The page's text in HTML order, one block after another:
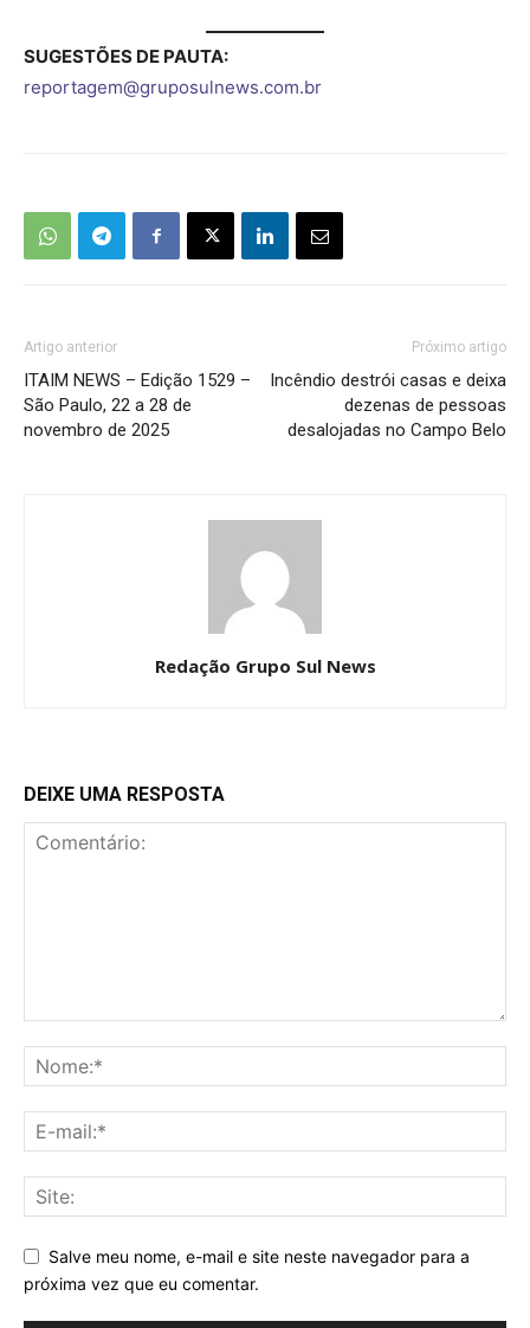
SUGESTÕES DE PAUTA:
reportagem@gruposulnews.com.br
Artigo anterior
ITAIM NEWS – Edição 1529 –
São Paulo, 22 a 28 de
novembro de 2025
Próximo artigo
Incêndio destrói casas e deixa
dezenas de pessoas
desalojadas no Campo Belo
Redação Grupo Sul News
DEIXE UMA RESPOSTA
Salve meu nome, e-mail e site neste navegador para a
próxima vez que eu comentar.